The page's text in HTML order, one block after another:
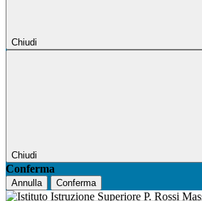
Chiudi
Chiudi
Conferma
Annulla Conferma